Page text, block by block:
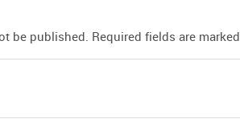
be published. Required fields are marked